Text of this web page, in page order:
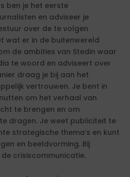
ben je het eerste
en adviseer je
over de te volgen
wat er in de buitenwereld
de ambities van Stedin waar
te woord en adviseert over
draag je bij aan het
vertrouwen. Je bent in
om het verhaal van
te brengen en om
dragen. Je weet publiciteit te
strategische thema’s en kunt
en beeldvorming. Bij
crisiscommunicatie.